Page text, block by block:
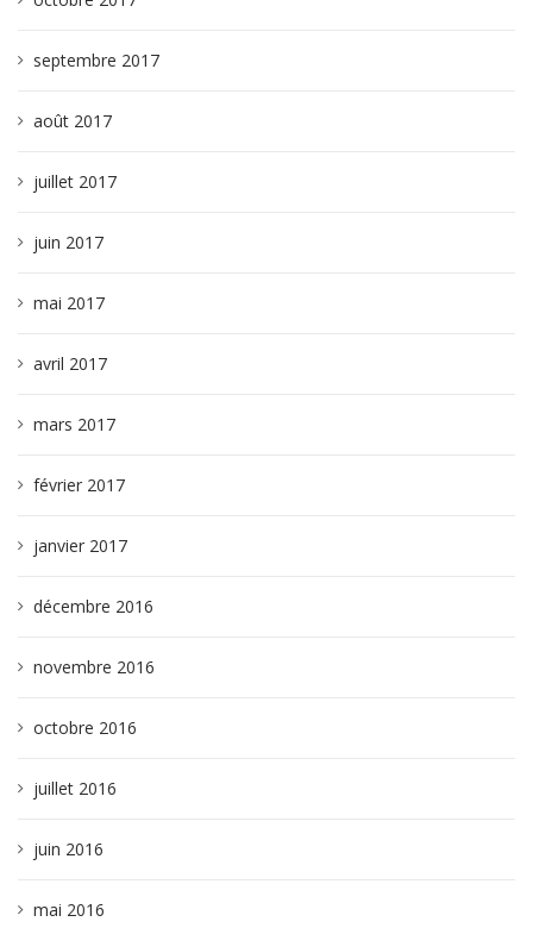
septembre 2017
août 2017
juillet 2017
juin 2017
mai 2017
avril 2017
mars 2017
février 2017
janvier 2017
décembre 2016
novembre 2016
octobre 2016
juillet 2016
juin 2016
mai 2016